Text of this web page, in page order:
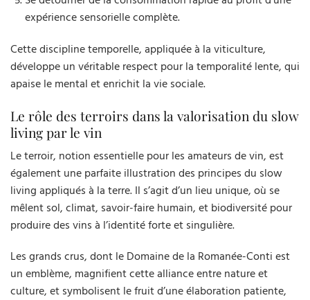
expérience sensorielle complète.
Cette discipline temporelle, appliquée à la viticulture,
développe un véritable respect pour la temporalité lente, qui
apaise le mental et enrichit la vie sociale.
Le rôle des terroirs dans la valorisation du slow
living par le vin
Le terroir, notion essentielle pour les amateurs de vin, est
également une parfaite illustration des principes du slow
living appliqués à la terre. Il s’agit d’un lieu unique, où se
mêlent sol, climat, savoir-faire humain, et biodiversité pour
produire des vins à l’identité forte et singulière.
Les grands crus, dont le Domaine de la Romanée-Conti est
un emblème, magnifient cette alliance entre nature et
culture, et symbolisent le fruit d’une élaboration patiente,